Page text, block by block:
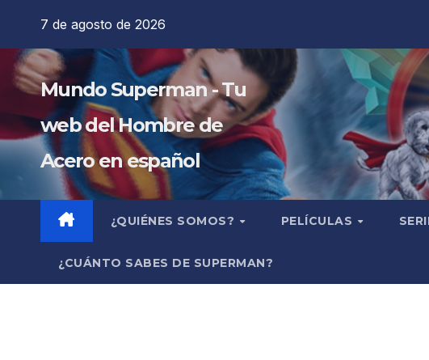
contenido
7 de agosto de 2026
Mundo Superman - Tu
web del Hombre de
Acero en español
¿QUIÉNES SOMOS? PELÍCULAS
¿CUÁNTO SABES DE SUPERMAN?